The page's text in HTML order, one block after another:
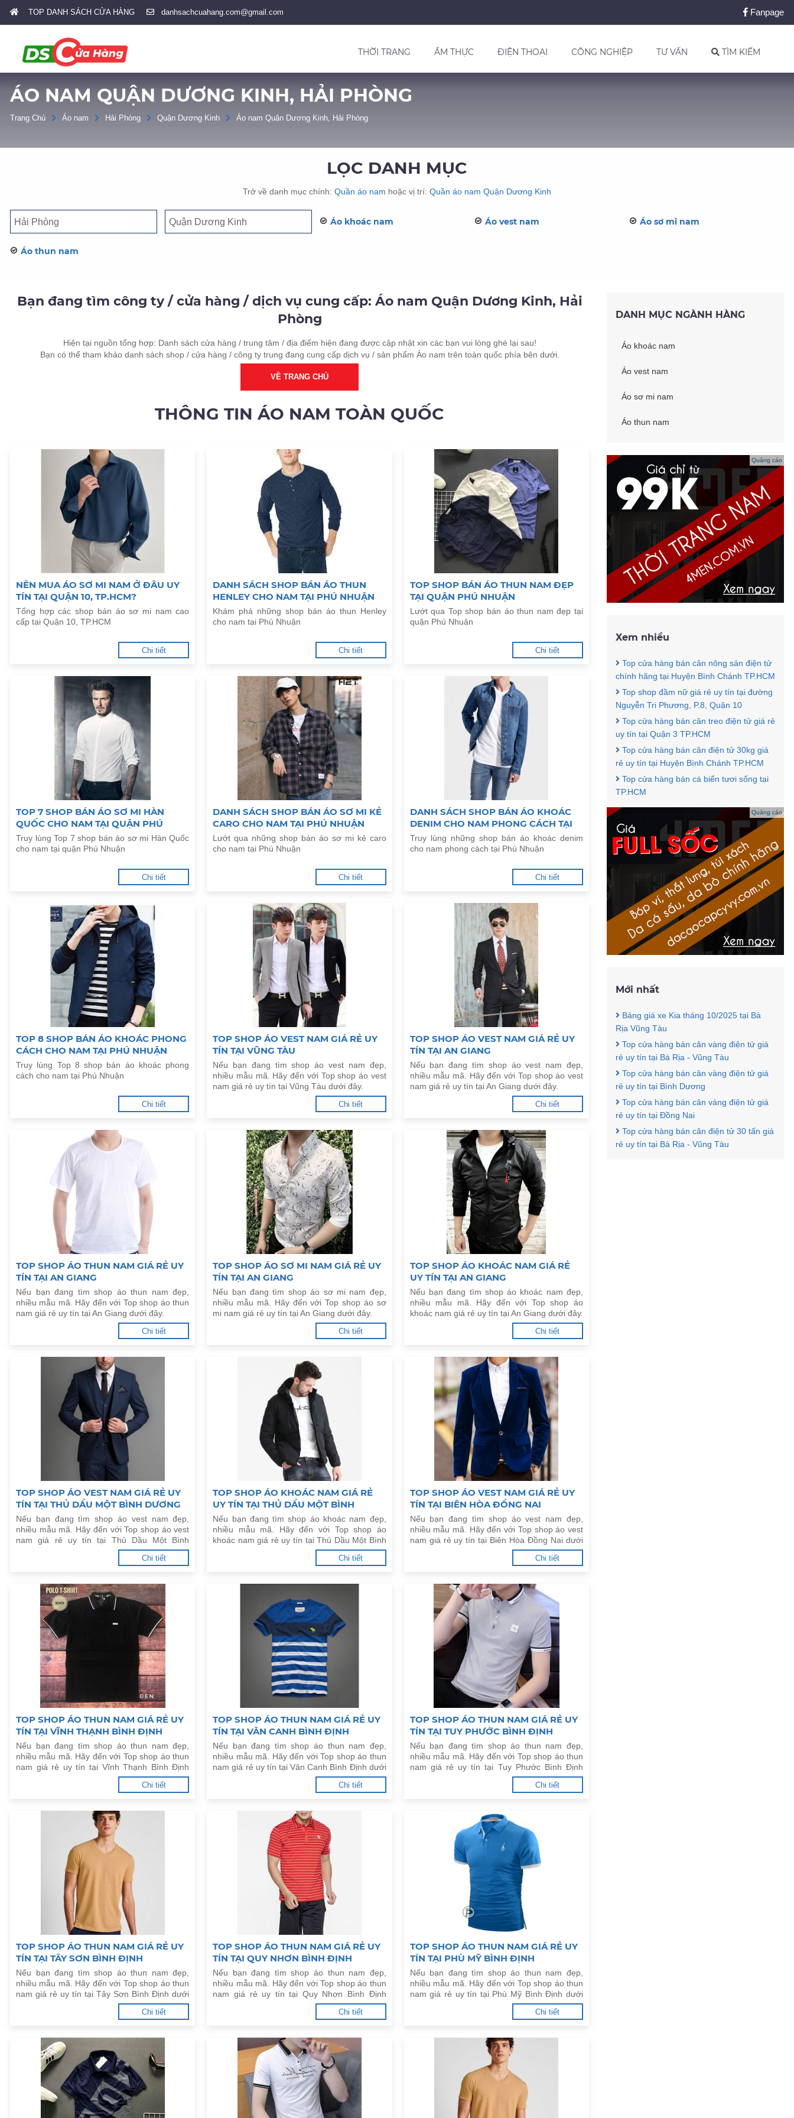
TOP DANH SÁCH CỬA HÀNG danhsachcuahang.com@gmail.com Fanpage
THỜI TRANG ẨM THỰC ĐIỆN THOẠI CÔNG NGHIỆP TƯ VẤN TÌM KIẾM
ÁO NAM QUẬN DƯƠNG KINH, HẢI PHÒNG
Trang Chủ Áo nam Hải Phòng Quận Dương Kinh Áo nam Quận Dương Kinh, Hải Phòng
LỌC DANH MỤC
Trở về danh mục chính: Quần áo nam hoặc vị trí: Quần áo nam Quận Dương Kinh
Áo khoác nam Áo vest nam Áo sơ mi nam
Áo thun nam
Bạn đang tìm công ty / cửa hàng / dịch vụ cung cấp: Áo nam Quận Dương Kinh, Hải
Phòng
Hiện tại nguồn tổng hợp: Danh sách cửa hàng / trung tâm / địa điểm hiện đang được cập nhật xin các bạn vui lòng ghé lại sau!
Bạn có thể tham khảo danh sách shop / cửa hàng / công ty trung đang cung cấp dịch vụ / sản phẩm Áo nam trên toàn quốc phía bên dưới.
VỀ TRANG CHỦ
THÔNG TIN ÁO NAM TOÀN QUỐC
NÊN MUA ÁO SƠ MI NAM Ở ĐÂU UY
TÍN TẠI QUẬN 10, TP.HCM?
Tổng hợp các shop bán áo sơ mi nam cao
cấp tại Quận 10, TP.HCM
Chi tiết
DANH SÁCH SHOP BÁN ÁO THUN
HENLEY CHO NAM TẠI PHÚ NHUẬN
Khám phá những shop bán áo thun Henley
cho nam tại Phú Nhuận
Chi tiết
TOP SHOP BÁN ÁO THUN NAM ĐẸP
TẠI QUẬN PHÚ NHUẬN
Lướt qua Top shop bán áo thun nam đẹp tại
quận Phú Nhuận
Chi tiết
TOP 7 SHOP BÁN ÁO SƠ MI HÀN
QUỐC CHO NAM TẠI QUẬN PHÚ
NHUẬN
Truy lùng Top 7 shop bán áo sơ mi Hàn Quốc
cho nam tại quận Phú Nhuận
Chi tiết
DANH SÁCH SHOP BÁN ÁO SƠ MI KẺ
CARO CHO NAM TẠI PHÚ NHUẬN
Lướt qua những shop bán áo sơ mi kẻ caro
cho nam tại Phú Nhuận
Chi tiết
DANH SÁCH SHOP BÁN ÁO KHOÁC
DENIM CHO NAM PHONG CÁCH TẠI
PHÚ NHUẬN
Truy lùng những shop bán áo khoác denim
cho nam phong cách tại Phú Nhuận
Chi tiết
TOP 8 SHOP BÁN ÁO KHOÁC PHONG
CÁCH CHO NAM TẠI PHÚ NHUẬN
Truy lùng Top 8 shop bán áo khoác phong
cách cho nam tại Phú Nhuận
Chi tiết
TOP SHOP ÁO VEST NAM GIÁ RẺ UY
TÍN TẠI VŨNG TÀU
Nếu bạn đang tìm shop áo vest nam đẹp,
nhiều mẫu mã. Hãy đến với Top shop áo vest
nam giá rẻ uy tín tại Vũng Tàu dưới đây.
Chi tiết
TOP SHOP ÁO VEST NAM GIÁ RẺ UY
TÍN TẠI AN GIANG
Nếu bạn đang tìm shop áo vest nam đẹp,
nhiều mẫu mã. Hãy đến với Top shop áo vest
nam giá rẻ uy tín tại An Giang dưới đây.
Chi tiết
TOP SHOP ÁO THUN NAM GIÁ RẺ UY
TÍN TẠI AN GIANG
Nếu bạn đang tìm shop áo thun nam đẹp,
nhiều mẫu mã. Hãy đến với Top shop áo thun
nam giá rẻ uy tín tại An Giang dưới đây.
Chi tiết
TOP SHOP ÁO SƠ MI NAM GIÁ RẺ UY
TÍN TẠI AN GIANG
Nếu bạn đang tìm shop áo sơ mi nam đẹp,
nhiều mẫu mã. Hãy đến với Top shop áo sơ
mi nam giá rẻ uy tín tại An Giang dưới đây.
Chi tiết
TOP SHOP ÁO KHOÁC NAM GIÁ RẺ
UY TÍN TẠI AN GIANG
Nếu bạn đang tìm shop áo khoác nam đẹp,
nhiều mẫu mã. Hãy đến với Top shop áo
khoác nam giá rẻ uy tín tại An Giang dưới đây.
Chi tiết
TOP SHOP ÁO VEST NAM GIÁ RẺ UY
TÍN TẠI THỦ DẦU MỘT BÌNH DƯƠNG
Nếu bạn đang tìm shop áo vest nam đẹp,
nhiều mẫu mã. Hãy đến với Top shop áo vest
nam giá rẻ uy tín tại Thủ Dầu Một Bình
Chi tiết
TOP SHOP ÁO KHOÁC NAM GIÁ RẺ
UY TÍN TẠI THỦ DẦU MỘT BÌNH
DƯƠNG
Nếu bạn đang tìm shop áo khoác nam đẹp,
nhiều mẫu mã. Hãy đến với Top shop áo
khoác nam giá rẻ uy tín tại Thủ Dầu Một Bình
Chi tiết
TOP SHOP ÁO VEST NAM GIÁ RẺ UY
TÍN TẠI BIÊN HÒA ĐỒNG NAI
Nếu bạn đang tìm shop áo vest nam đẹp,
nhiều mẫu mã. Hãy đến với Top shop áo vest
nam giá rẻ uy tín tại Biên Hòa Đồng Nai dưới
Chi tiết
TOP SHOP ÁO THUN NAM GIÁ RẺ UY
TÍN TẠI VĨNH THẠNH BÌNH ĐỊNH
Nếu bạn đang tìm shop áo thun nam đẹp,
nhiều mẫu mã. Hãy đến với Top shop áo thun
nam giá rẻ uy tín tại Vĩnh Thạnh Bình Định
Chi tiết
TOP SHOP ÁO THUN NAM GIÁ RẺ UY
TÍN TẠI VÂN CANH BÌNH ĐỊNH
Nếu bạn đang tìm shop áo thun nam đẹp,
nhiều mẫu mã. Hãy đến với Top shop áo thun
nam giá rẻ uy tín tại Vân Canh Bình Định dưới
Chi tiết
TOP SHOP ÁO THUN NAM GIÁ RẺ UY
TÍN TẠI TUY PHƯỚC BÌNH ĐỊNH
Nếu bạn đang tìm shop áo thun nam đẹp,
nhiều mẫu mã. Hãy đến với Top shop áo thun
nam giá rẻ uy tín tại Tuy Phước Bình Định
Chi tiết
TOP SHOP ÁO THUN NAM GIÁ RẺ UY
TÍN TẠI TÂY SƠN BÌNH ĐỊNH
Nếu bạn đang tìm shop áo thun nam đẹp,
nhiều mẫu mã. Hãy đến với Top shop áo thun
nam giá rẻ uy tín tại Tây Sơn Bình Định dưới
Chi tiết
TOP SHOP ÁO THUN NAM GIÁ RẺ UY
TÍN TẠI QUY NHƠN BÌNH ĐỊNH
Nếu bạn đang tìm shop áo thun nam đẹp,
nhiều mẫu mã. Hãy đến với Top shop áo thun
nam giá rẻ uy tín tại Quy Nhơn Bình Định
Chi tiết
TOP SHOP ÁO THUN NAM GIÁ RẺ UY
TÍN TẠI PHÙ MỸ BÌNH ĐỊNH
Nếu bạn đang tìm shop áo thun nam đẹp,
nhiều mẫu mã. Hãy đến với Top shop áo thun
nam giá rẻ uy tín tại Phù Mỹ Bình Định dưới
Chi tiết
DANH MỤC NGÀNH HÀNG
Áo khoác nam
Áo vest nam
Áo sơ mi nam
Áo thun nam
Quảng cáo
Xem nhiều
Top cửa hàng bán cân nông sản điện tử
chính hãng tại Huyện Bình Chánh TP.HCM
Top shop đầm nữ giá rẻ uy tín tại đường
Nguyễn Tri Phương, P.8, Quận 10
Top cửa hàng bán cân treo điện tử giá rẻ
uy tín tại Quận 3 TP.HCM
Top cửa hàng bán cân điện tử 30kg giá
rẻ uy tín tại Huyện Bình Chánh TP.HCM
Top cửa hàng bán cá biển tươi sống tại
TP.HCM
Quảng cáo
Mới nhất
Bảng giá xe Kia tháng 10/2025 tại Bà
Rịa Vũng Tàu
Top cửa hàng bán cân vàng điện tử giá
rẻ uy tín tại Bà Rịa - Vũng Tàu
Top cửa hàng bán cân vàng điện tử giá
rẻ uy tín tại Bình Dương
Top cửa hàng bán cân vàng điện tử giá
rẻ uy tín tại Đồng Nai
Top cửa hàng bán cân điện tử 30 tấn giá
rẻ uy tín tại Bà Rịa - Vũng Tàu